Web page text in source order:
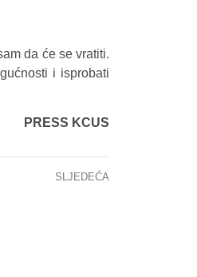
da će se vratiti.
i isprobati
PRESS KCUS
SLJEDEĆA